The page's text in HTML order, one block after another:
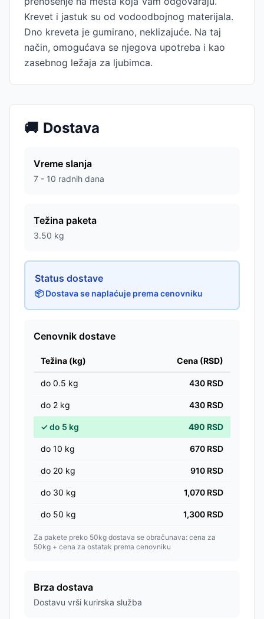
Krevet i jastuk su od vodoodbojnog materijala.
Dno kreveta je gumirano, neklizajuće. Na taj
način, omogućava se njegova upotreba i kao
zasebnog ležaja za ljubimca.
🚚 Dostava
Vreme slanja
7 - 10 radnih dana
Težina paketa
3.50 kg
Status dostave
📦 Dostava se naplaćuje prema cenovniku
Cenovnik dostave
Težina (kg) Cena (RSD)
do 0.5 kg 430 RSD
do 2 kg 430 RSD
✓do 5 kg 490 RSD
do 10 kg 670 RSD
do 20 kg 910 RSD
do 30 kg 1,070 RSD
do 50 kg 1,300 RSD
Za pakete preko 50kg dostava se obračunava: cena za
50kg + cena za ostatak prema cenovniku
Brza dostava
Dostavu vrši kurirska služba